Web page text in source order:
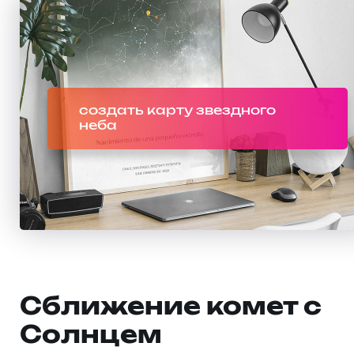
создать карту звездного
неба
Сближение комет с
Солнцем